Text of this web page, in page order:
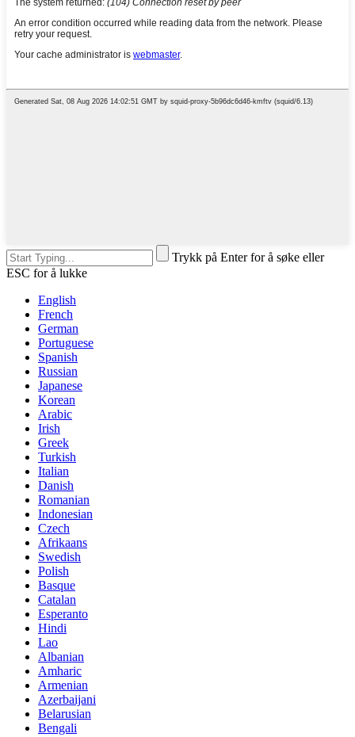
Trykk på Enter for å søke eller
ESC for å lukke
English
French
German
Portuguese
Spanish
Russian
Japanese
Korean
Arabic
Irish
Greek
Turkish
Italian
Danish
Romanian
Indonesian
Czech
Afrikaans
Swedish
Polish
Basque
Catalan
Esperanto
Hindi
Lao
Albanian
Amharic
Armenian
Azerbaijani
Belarusian
Bengali